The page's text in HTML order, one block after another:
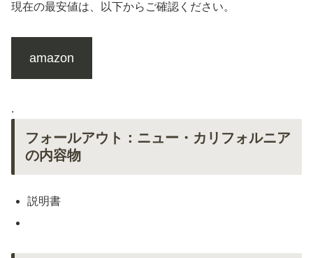
現在の最安値は、以下からご確認ください。
amazon
.
フォールアウト：ニュー・カリフォルニア
の内容物
説明書